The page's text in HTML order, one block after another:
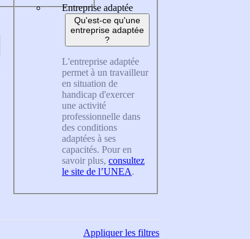
Entreprise adaptée
Qu'est-ce qu'une
entreprise adaptée
?
L'entreprise adaptée
permet à un travailleur
en situation de
handicap d'exercer
une activité
professionnelle dans
des conditions
adaptées à ses
capacités. Pour en
savoir plus, consultez
le site de l’UNEA.
Appliquerles filtres